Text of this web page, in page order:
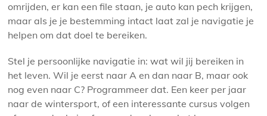
omrijden, er kan een file staan, je auto kan pech krijgen,
maar als je je bestemming intact laat zal je navigatie je
helpen om dat doel te bereiken.
Stel je persoonlijke navigatie in: wat wil jij bereiken in
het leven. Wil je eerst naar A en dan naar B, maar ook
nog even naar C? Programmeer dat. Een keer per jaar
naar de wintersport, of een interessante cursus volgen